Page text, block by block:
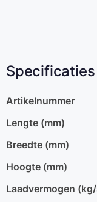
Specificaties
Artikelnummer
Lengte (mm)
Breedte (mm)
Hoogte (mm)
Laadvermogen